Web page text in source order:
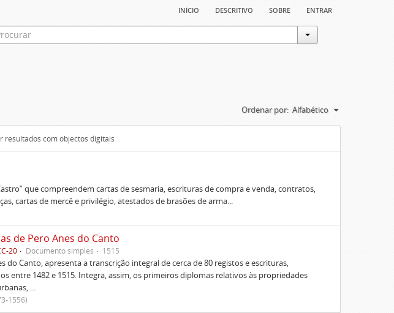
início descritivo sobre entrar
Ordenar por: Alfabético
resultados com objectos digitais
que compreendem cartas de sesmaria, escrituras de compra e venda, contratos,
cartas de mercê e privilégio, atestados de brasões de arma...
de Pero Anes do Canto
20 Documento simples 1515
do Canto, apresenta a transcrição integral de cerca de 80 registos e escrituras,
entre 1482 e 1515. Integra, assim, os primeiros diplomas relativos às propriedades
...
1556)